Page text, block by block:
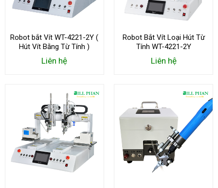
Robot bắt Vít WT-4221-2Y (
Hút Vít Bằng Từ Tính )
Liên hệ
Robot Bắt Vít Loại Hút Từ
Tính WT-4221-2Y
Liên hệ